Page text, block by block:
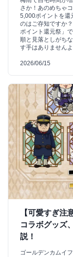
さか！あのめちゃ
5,000ポイントを還
のはご存知ですか
ポイント還元祭」
順と見落としがち
す手はありませんよ
2026/06/15
【可愛すぎ注
コラボグッズ
説！
ゴールデンカムイ